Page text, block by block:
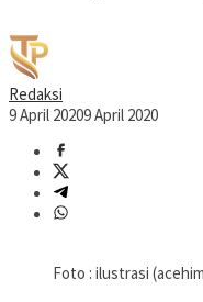
Redaksi
9 April 20209 April 2020
Foto : ilustrasi